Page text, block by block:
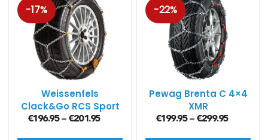
-17%
Weissenfels
Clack&Go RCS Sport
(12mm)
€196.95– €201.95
-22%
Pewag Brenta C 4×4
XMR
sneeuwkettingen
€199.95– €299.95